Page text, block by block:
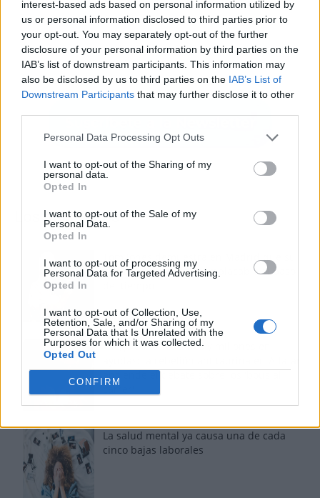
interest-based ads based on personal information utilized by
us or personal information disclosed to third parties prior to
your opt-out. You may separately opt-out of the further
disclosure of your personal information by third parties on the
IAB’s list of downstream participants. This information may
also be disclosed by us to third parties on the IAB’s List of
Downstream Participants that may further disclose it to other
Personal Data Processing Opt Outs
I want to opt-out of the Sharing of my
personal data.
Opted In
I want to opt-out of the Sale of my
Personal Data.
Opted In
I want to opt-out of processing my
Personal Data for Targeted Advertising.
Opted In
I want to opt-out of Collection, Use,
Retention, Sale, and/or Sharing of my
Personal Data that Is Unrelated with the
Purposes for which it was collected.
Opted Out
CONFIRM
Los más vistos
Tom Jones demuestra en Madrid que su
voz sigue desafiando implacable el paso
Fuego en los cuernos y millones en
enciende el debate sobre los 'bous al
carrer'
La salud mental ya causa una de cada
cinco bajas laborales